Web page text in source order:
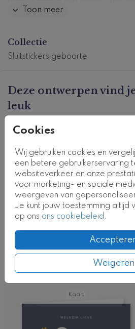
Cookies
Wij gebruiken cookies en
een betere gebruikerservaring
websiteverkeer en onze
voor marketing- en sociale
weergeven van
Je kunt jouw toestemming altijd
op ons ons cookiebeleid.
Weigeren
eigen smaak aan in onze handige
Dit product maakt deel uit van
Toon meer
Collectie
Sluitstickers geboorte
Deze ontwerpen vind
leuk
Nog meer in deze stijl
Kaart